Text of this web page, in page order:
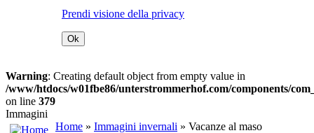
Prendi visione della privacy
Ok
Warning: Creating default object from empty value in
/www/htdocs/w01fbe86/unterstrommerhof.com/components/
on line 379
Immagini
Home » Immagini invernali » Vacanze al maso